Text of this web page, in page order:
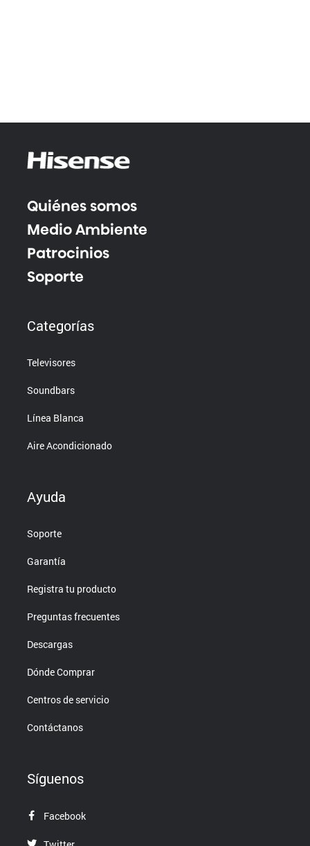
Quiénes somos
Medio Ambiente
Patrocinios
Soporte
Categorías
Televisores
Soundbars
Línea Blanca
Aire Acondicionado
Ayuda
Soporte
Garantía
Registra tu producto
Preguntas frecuentes
Descargas
Dónde Comprar
Centros de servicio
Contáctanos
Síguenos
Facebook